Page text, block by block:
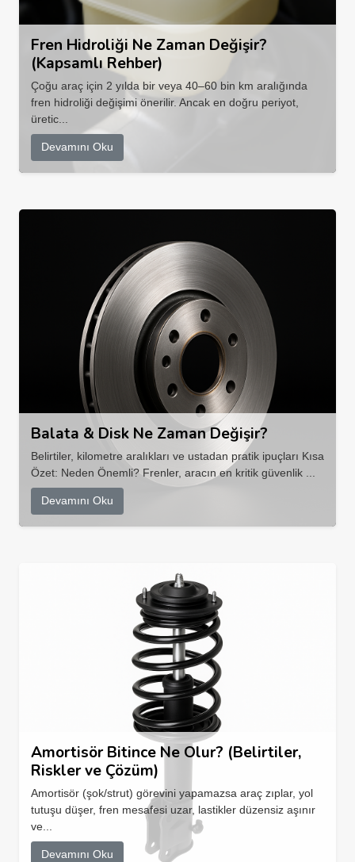
Fren Hidroliği Ne Zaman Değişir?
(Kapsamlı Rehber)
Çoğu araç için 2 yılda bir veya 40–60 bin km aralığında
fren hidroliği değişimi önerilir. Ancak en doğru periyot,
üretic...
Devamını Oku
Balata & Disk Ne Zaman Değişir?
Belirtiler, kilometre aralıkları ve ustadan pratik ipuçları Kısa
Özet: Neden Önemli? Frenler, aracın en kritik güvenlik ...
Devamını Oku
Amortisör Bitince Ne Olur? (Belirtiler,
Riskler ve Çözüm)
Amortisör (şok/strut) görevini yapamazsa araç zıplar, yol
tutuşu düşer, fren mesafesi uzar, lastikler düzensiz aşınır
ve...
Devamını Oku